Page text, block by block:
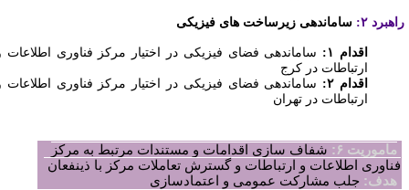
۲: ساماندهی زیرساخت های فیزیکی
اقدام ۱:
ساماندهی فضای فیزیکی در اختیار مرکز فناوری اطلاعات و
ارتباطات در کرج
اقدام ۲:
ساماندهی فضای فیزیکی در اختیار مرکز فناوری اطلاعات و
ارتباطات در تهران
ماموریت ۶:
شفاف سازی اقدامات و مستندات مرتبط به مرکز
فناوریاطلاعات و ارتباطات و گسترش تعاملات مرکز با ذینفعان
هدف:جلب مشارکت عمومی و اعتمادسازی